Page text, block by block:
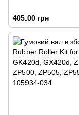
405.00 грн